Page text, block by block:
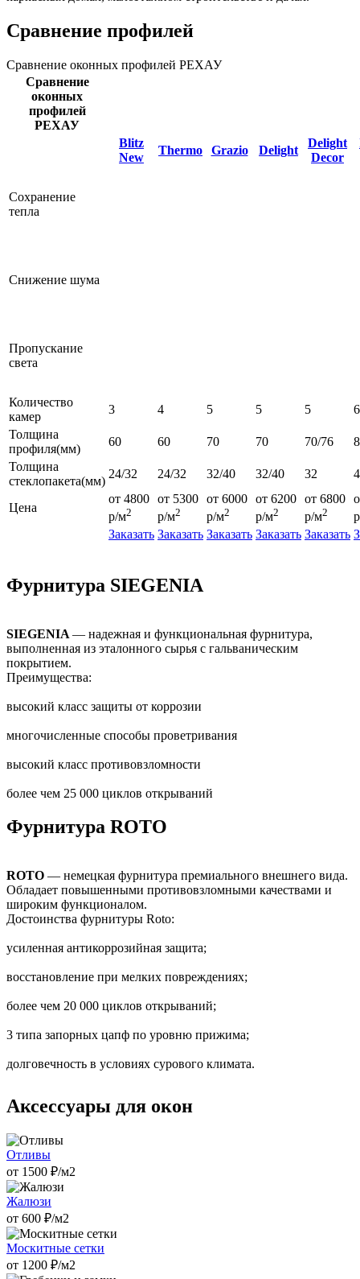
Сравнение профилей
Сравнение оконных профилей РЕХАУ
Сравнение
оконных
профилей
РЕХАУ
Blitz
New
Thermo Grazio Delight
Delight
Decor
Сохранение
тепла
Снижение шума
Пропускание
света
Количество
камер
3 4 5 5 5
6
Толщина
профиля(мм)
60 60 70 70 70/76
Толщина
стеклопакета(мм)
24/32 24/32 32/40 32/40 32
Цена
от 4800
р/м2
от 5300
р/м2
от 6000
р/м2
от 6200
р/м2
от 6800
р/м2
Заказать Заказать Заказать Заказать Заказать
Фурнитура SIEGENIA
SIEGENIA — надежная и функциональная фурнитура,
выполненная из эталонного сырья с гальваническим
покрытием.
Преимущества:
высокий класс защиты от коррозии
многочисленные способы проветривания
высокий класс противовзломности
более чем 25 000 циклов открываний
Фурнитура ROTO
ROTO — немецкая фурнитура премиального внешнего вида.
Обладает повышенными противовзломными качествами и
широким функционалом.
Достоинства фурнитуры Roto:
усиленная антикоррозийная защита;
восстановление при мелких повреждениях;
более чем 20 000 циклов открываний;
3 типа запорных цапф по уровню прижима;
долговечность в условиях сурового климата.
Аксессуары для окон
Отливы
от 1500 ₽/м2
Жалюзи
от 600 ₽/м2
Москитные сетки
от 1200 ₽/м2